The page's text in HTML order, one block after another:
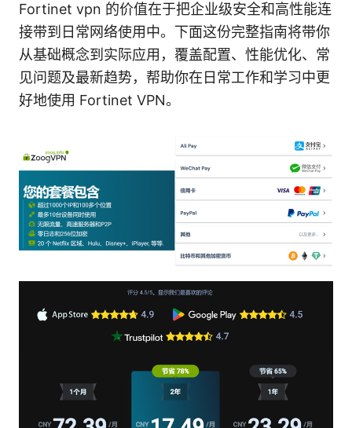
Fortinet vpn 的价值在于把企业级安全和高性能连
接带到日常网络使用中。下面这份完整指南将带你
从基础概念到实际应用，覆盖配置、性能优化、常
见问题及最新趋势，帮助你在日常工作和学习中更
好地使用 Fortinet VPN。